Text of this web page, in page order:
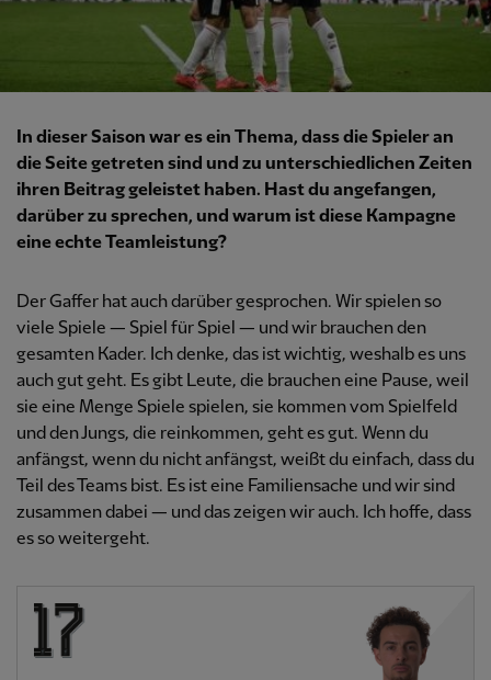
In dieser Saison war es ein Thema, dass die Spieler an
die Seite getreten sind und zu unterschiedlichen Zeiten
ihren Beitrag geleistet haben. Hast du angefangen,
darüber zu sprechen, und warum ist diese Kampagne
eine echte Teamleistung?
Der Gaffer hat auch darüber gesprochen. Wir spielen so
viele Spiele — Spiel für Spiel — und wir brauchen den
gesamten Kader. Ich denke, das ist wichtig, weshalb es uns
auch gut geht. Es gibt Leute, die brauchen eine Pause, weil
sie eine Menge Spiele spielen, sie kommen vom Spielfeld
und den Jungs, die reinkommen, geht es gut. Wenn du
anfängst, wenn du nicht anfängst, weißt du einfach, dass du
Teil des Teams bist. Es ist eine Familiensache und wir sind
zusammen dabei — und das zeigen wir auch. Ich hoffe, dass
es so weitergeht.